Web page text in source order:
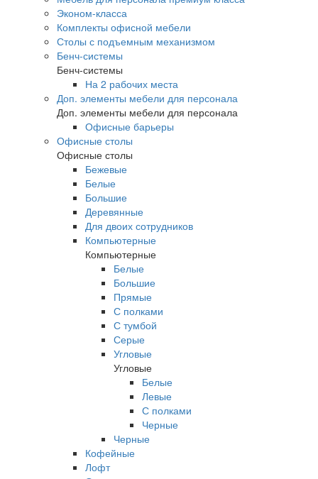
Эконом-класса
Комплекты офисной мебели
Столы с подъемным механизмом
Бенч-системы
Бенч-системы
На 2 рабочих места
Доп. элементы мебели для персонала
Доп. элементы мебели для персонала
Офисные барьеры
Офисные столы
Офисные столы
Бежевые
Белые
Большие
Деревянные
Для двоих сотрудников
Компьютерные
Компьютерные
Белые
Большие
Прямые
С полками
С тумбой
Серые
Угловые
Угловые
Белые
Левые
С полками
Черные
Черные
Кофейные
Лофт